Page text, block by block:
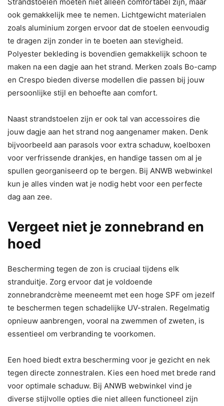
ook gemakkelijk mee te nemen. Lichtgewicht materialen
zoals aluminium zorgen ervoor dat de stoelen eenvoudig
te dragen zijn zonder in te boeten aan stevigheid.
Polyester bekleding is bovendien gemakkelijk schoon te
maken na een dagje aan het strand. Merken zoals Bo-camp
en Crespo bieden diverse modellen die passen bij jouw
persoonlijke stijl en behoefte aan comfort.
Naast strandstoelen zijn er ook tal van accessoires die
jouw dagje aan het strand nog aangenamer maken. Denk
bijvoorbeeld aan parasols voor extra schaduw, koelboxen
voor verfrissende drankjes, en handige tassen om al je
spullen georganiseerd op te bergen. Bij ANWB webwinkel
kun je alles vinden wat je nodig hebt voor een perfecte
dag aan zee.
Vergeet niet je zonnebrand en
hoed
Bescherming tegen de zon is cruciaal tijdens elk
stranduitje. Zorg ervoor dat je voldoende
zonnebrandcrème meeneemt met een hoge SPF om jezelf
te beschermen tegen schadelijke UV-stralen. Regelmatig
opnieuw aanbrengen, vooral na zwemmen of zweten, is
essentieel om verbranding te voorkomen.
Een hoed biedt extra bescherming voor je gezicht en nek
tegen directe zonnestralen. Kies een hoed met brede rand
voor optimale schaduw. Bij ANWB webwinkel vind je
diverse stijlvolle opties die niet alleen functioneel zijn